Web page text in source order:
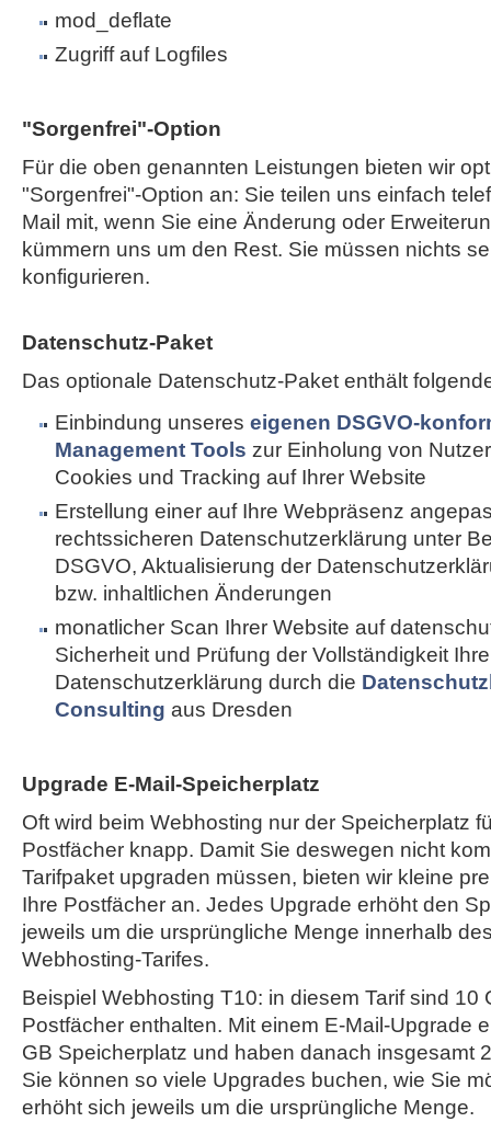
mod_deflate
Zugriff auf Logfiles
"Sorgenfrei"-Option
Für die oben genannten Leistungen bieten wir
"Sorgenfrei"-Option an: Sie teilen uns einfach
Mail mit, wenn Sie eine Änderung oder
kümmern uns um den Rest. Sie müssen nichts
konfigurieren.
Datenschutz-Paket
Das optionale Datenschutz-Paket enthält
Einbindung unseres eigenen DSGVO-
Management Tools zur Einholung von
Cookies und Tracking auf Ihrer Website
Erstellung einer auf Ihre Webpräsenz
rechtssicheren Datenschutzerklärung unter
DSGVO, Aktualisierung der
bzw. inhaltlichen Änderungen
monatlicher Scan Ihrer Website auf
Sicherheit und Prüfung der Vollständigkeit
Datenschutzerklärung durch die
Consulting aus Dresden
Upgrade E-Mail-Speicherplatz
Oft wird beim Webhosting nur der Speicherplatz
Postfächer knapp. Damit Sie deswegen nicht
Tarifpaket upgraden müssen, bieten wir kleine
Ihre Postfächer an. Jedes Upgrade erhöht den
jeweils um die ursprüngliche Menge innerhalb
Webhosting-Tarifes.
Beispiel Webhosting T10: in diesem Tarif sind 10
Postfächer enthalten. Mit einem E-Mail-Upgrade
GB Speicherplatz und haben danach insgesamt
Sie können so viele Upgrades buchen, wie Sie
erhöht sich jeweils um die ursprüngliche Menge.